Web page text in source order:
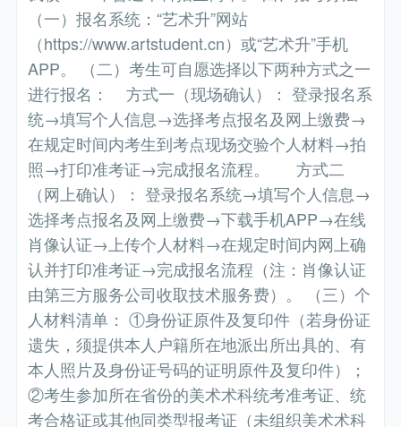
（一）报名系统：“艺术升”网站
（https://www.artstudent.cn）或“艺术升”手机
APP。 （二）考生可自愿选择以下两种方式之一
进行报名： 方式一（现场确认）： 登录报名系
统→填写个人信息→选择考点报名及网上缴费→
在规定时间内考生到考点现场交验个人材料→拍
照→打印准考证→完成报名流程。 方式二
（网上确认）： 登录报名系统→填写个人信息→
选择考点报名及网上缴费→下载手机APP→在线
肖像认证→上传个人材料→在规定时间内网上确
认并打印准考证→完成报名流程（注：肖像认证
由第三方服务公司收取技术服务费）。 （三）个
人材料清单： ①身份证原件及复印件（若身份证
遗失，须提供本人户籍所在地派出所出具的、有
本人照片及身份证号码的证明原件及复印件）；
②考生参加所在省份的美术术科统考准考证、统
考合格证或其他同类型报考证（未组织美术术科